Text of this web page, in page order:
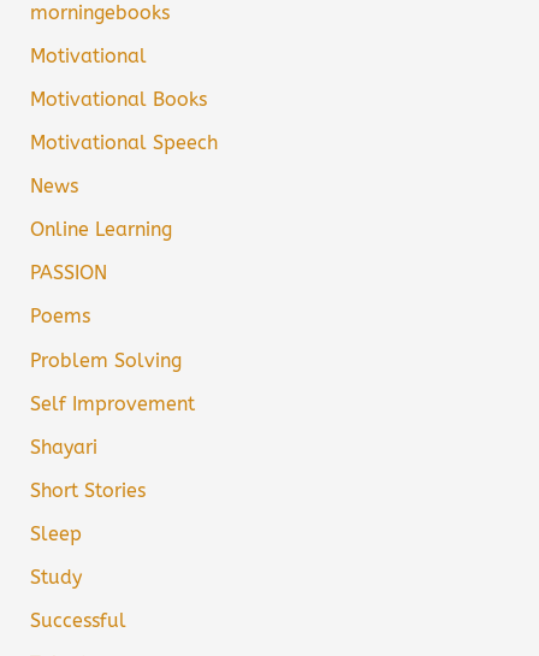
morningebooks
Motivational
Motivational Books
Motivational Speech
News
Online Learning
PASSION
Poems
Problem Solving
Self Improvement
Shayari
Short Stories
Sleep
Study
Successful